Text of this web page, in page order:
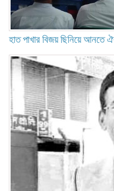
হাত পাখার বিজয় ছিনিয়ে